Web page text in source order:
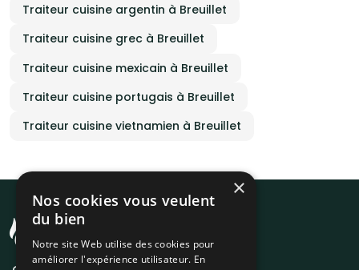
Traiteur cuisine argentin à Breuillet
Traiteur cuisine grec à Breuillet
Traiteur cuisine mexicain à Breuillet
Traiteur cuisine portugais à Breuillet
Traiteur cuisine vietnamien à Breuillet
×
Nos cookies vous veulent
du bien
Notre site Web utilise des cookies pour
améliorer l'expérience utilisateur. En